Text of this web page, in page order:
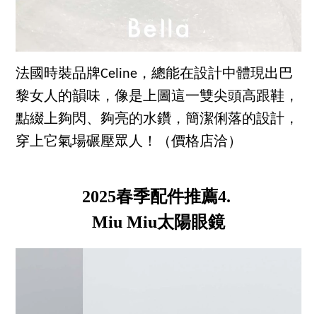
法國時裝品牌Celine，總能在設計中體現出巴
黎女人的韻味，像是上圖這一雙尖頭高跟鞋，
點綴上夠閃、夠亮的水鑽，簡潔俐落的設計，
穿上它氣場碾壓眾人！（價格店洽）
2025春季配件推薦4.
Miu Miu太陽眼鏡